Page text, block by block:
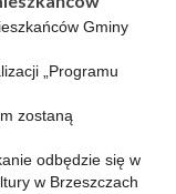
Gminy
„Programu
zostaną
odbędzie się w
w Brzeszczach